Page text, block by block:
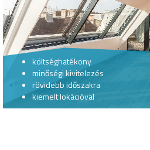
költséghatékony
minőségi kivitelezés
rövidebb időszakra
kiemelt lokációval